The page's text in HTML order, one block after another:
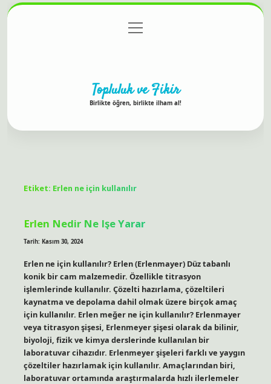
Gizlilik Politikası
menüyü
aç
Topluluk ve Fikir
Birlikte öğren, birlikte ilham al!
Etiket: Erlen ne için kullanılır
Erlen Nedir Ne Işe Yarar
Tarih: Kasım 30, 2024
Erlen ne için kullanılır? Erlen (Erlenmayer) Düz tabanlı
konik bir cam malzemedir. Özellikle titrasyon
işlemlerinde kullanılır. Çözelti hazırlama, çözeltileri
kaynatma ve depolama dahil olmak üzere birçok amaç
için kullanılır. Erlen meğer ne için kullanılır? Erlenmayer
veya titrasyon şişesi, Erlenmeyer şişesi olarak da bilinir,
biyoloji, fizik ve kimya derslerinde kullanılan bir
laboratuvar cihazıdır. Erlenmeyer şişeleri farklı ve yaygın
çözeltiler hazırlamak için kullanılır. Amaçlarından biri,
laboratuvar ortamında araştırmalarda hızlı ilerlemeler